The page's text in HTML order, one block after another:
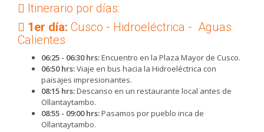
Itinerario por días:
1er día: Cusco - Hidroeléctrica - Aguas
Calientes
06:25 - 06:30 hrs:Encuentro en la Plaza Mayor de Cusco.
06:50 hrs:Viaje en bus hacia la Hidroeléctrica con
paisajes impresionantes.
08:15 hrs:Descanso en un restaurante local antes de
Ollantaytambo.
08:55 - 09:00 hrs:Pasamos por pueblo inca de
Ollantaytambo.